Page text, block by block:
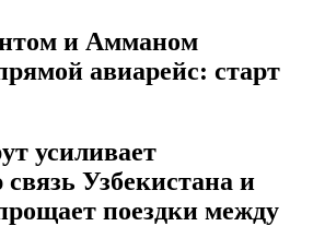
и Амманом
авиарейс: старт
усиливает
Узбекистана и
поездки между